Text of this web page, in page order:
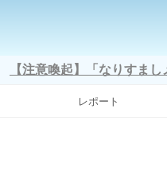
【注意喚起】「なりすま
レポート